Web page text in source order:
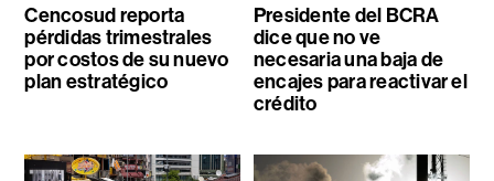
Cencosud reporta
pérdidas trimestrales
por costos de su nuevo
plan estratégico
Presidente del BCRA
dice que no ve
necesaria una baja de
encajes para reactivar el
crédito